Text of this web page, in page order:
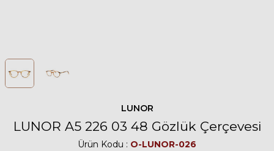
LUNOR
LUNOR A5 226 03 48 Gözlük Çerçevesi
Ürün Kodu : O-LUNOR-026